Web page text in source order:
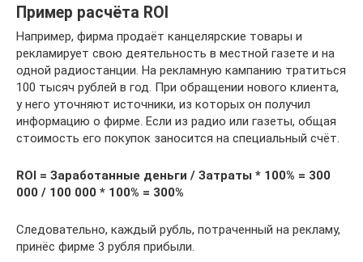
Пример расчёта ROI
Например, фирма продаёт канцелярские товары и
рекламирует свою деятельность в местной газете и на
одной радиостанции. На рекламную кампанию тратиться
100 тысяч рублей в год. При обращении нового клиента,
у него уточняют источники, из которых он получил
информацию о фирме. Если из радио или газеты, общая
стоимость его покупок заносится на специальный счёт.
ROI = Заработанные деньги / Затраты * 100% = 300
000 / 100 000 * 100% = 300%
Следовательно, каждый рубль, потраченный на рекламу,
принёс фирме 3 рубля прибыли.